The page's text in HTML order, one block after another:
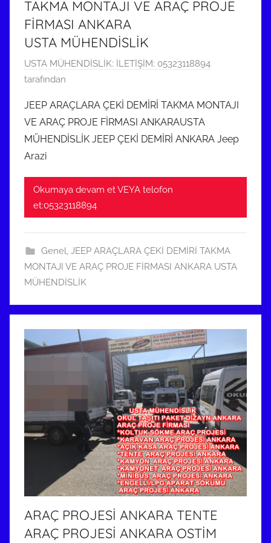
ş
TAKMA MONTAJI VE ARAÇ PROJE
FİRMASI ANKARA
USTA MÜHENDİSLİK
2
3
a
s
ı
m
a
r
i
i
n
d
n
d
i
ş
USTA MÜHENDİSLİK: İLETİŞİM: 05323118894
tarafından
JEEP ARAÇLARA ÇEKİ DEMİRİ TAKMA MONTAJI
VE ARAÇ PROJE FİRMASI ANKARAUSTA
MÜHENDİSLİK JEEP ÇEKİ DEMİRİ ANKARA Jeep
Arazi
Okumaya devam et VEYA telofon
et:05323118894
Genel, JEEP ARAÇLARA ÇEKİ DEMİRİ TAKMA
MONTAJI VE ARAÇ PROJE FİRMASI ANKARA USTA
MÜHENDİSLİK
ARAÇ PROJESİ ANKARA TENTE
ARAÇ PROJESİ ANKARA OSTİM